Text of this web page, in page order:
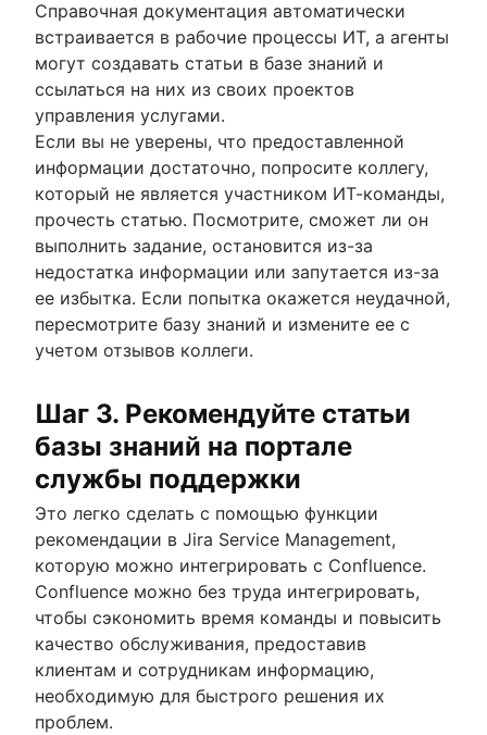
Справочная документация автоматически
встраивается в рабочие процессы ИТ, а агенты
могут создавать статьи в базе знаний и
ссылаться на них из своих проектов
управления услугами.
Если вы не уверены, что предоставленной
информации достаточно, попросите коллегу,
который не является участником ИТ-команды,
прочесть статью. Посмотрите, сможет ли он
выполнить задание, остановится из-за
недостатка информации или запутается из-за
ее избытка. Если попытка окажется неудачной,
пересмотрите базу знаний и измените ее с
учетом отзывов коллеги.
Шаг 3. Рекомендуйте статьи
базы знаний на портале
службы поддержки
Это легко сделать с помощью функции
рекомендации в Jira Service Management,
которую можно интегрировать с Confluence.
Confluence можно без труда интегрировать,
чтобы сэкономить время команды и повысить
качество обслуживания, предоставив
клиентам и сотрудникам информацию,
необходимую для быстрого решения их
проблем.